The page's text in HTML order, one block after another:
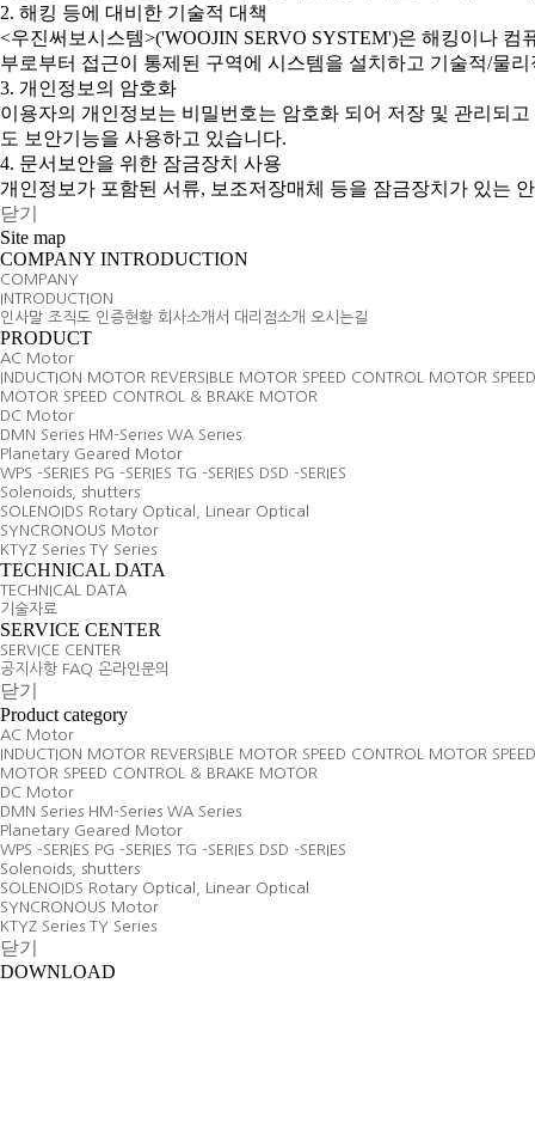
2. 해킹 등에 대비한 기술적 대책
<우진써보시스템>('WOOJIN SERVO SYSTEM')은 해킹이나
부로부터 접근이 통제된 구역에 시스템을 설치하고 기술적/물
3. 개인정보의 암호화
이용자의 개인정보는 비밀번호는 암호화 되어 저장 및 관리되
도 보안기능을 사용하고 있습니다.
4. 문서보안을 위한 잠금장치 사용
개인정보가 포함된 서류, 보조저장매체 등을 잠금장치가 있는
닫기
Site map
COMPANY INTRODUCTION
COMPANY
INTRODUCTION
인사말 조직도 인증현황 회사소개서 대리점소개 오시는길
PRODUCT
AC Motor
INDUCTION MOTOR REVERSIBLE MOTOR SPEED CONTROL MOTOR
MOTOR SPEED CONTROL & BRAKE MOTOR
DC Motor
DMN Series HM-Series WA Series
Planetary Geared Motor
WPS -SERIES PG -SERIES TG -SERIES DSD -SERIES
Solenoids, shutters
SOLENOIDS Rotary Optical, Linear Optical
SYNCRONOUS Motor
KTYZ Series TY Series
TECHNICAL DATA
TECHNICAL DATA
기술자료
SERVICE CENTER
SERVICE CENTER
공지사항 FAQ 온라인문의
닫기
Product category
AC Motor
INDUCTION MOTOR REVERSIBLE MOTOR SPEED CONTROL MOTOR
MOTOR SPEED CONTROL & BRAKE MOTOR
DC Motor
DMN Series HM-Series WA Series
Planetary Geared Motor
WPS -SERIES PG -SERIES TG -SERIES DSD -SERIES
Solenoids, shutters
SOLENOIDS Rotary Optical, Linear Optical
SYNCRONOUS Motor
KTYZ Series TY Series
닫기
DOWNLOAD